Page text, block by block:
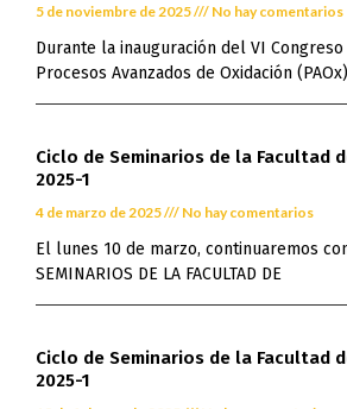
5 de noviembre de 2025 No hay comentarios
Durante la inauguración del VI
Procesos Avanzados de Oxidación
Ciclo de Seminarios de la Facultad
2025-1
4 de marzo de 2025 No hay comentarios
El lunes 10 de marzo, continuaremos
SEMINARIOS DE LA FACULTAD DE
Ciclo de Seminarios de la Facultad
2025-1